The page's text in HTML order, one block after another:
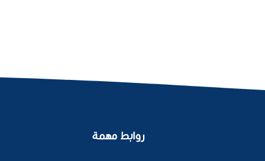
روابط مهمة